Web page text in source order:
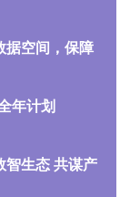
据空间，保障
年计划
生态 共谋产